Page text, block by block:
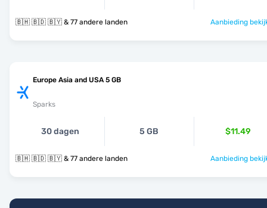
🇧🇭 🇧🇩 🇧🇾 & 77 andere landen Aanbieding
Europe Asia and USA 5 GB
Sparks
30 dagen 5 GB $11.49
🇧🇭 🇧🇩 🇧🇾 & 77 andere landen Aanbieding